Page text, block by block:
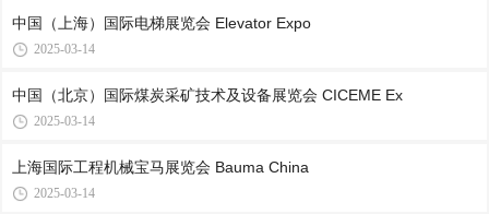
中国（上海）国际电梯展览会 Elevator Expo
2025-03-14
中国（北京）国际煤炭采矿技术及设备展览会 CICEME Ex
2025-03-14
上海国际工程机械宝马展览会 Bauma China
2025-03-14